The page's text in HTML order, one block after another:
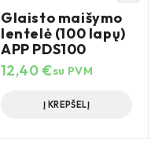
Glaisto maišymo
lentelė (100 lapų)
APP PDS100
12,40€su PVM
Į KREPŠELĮ